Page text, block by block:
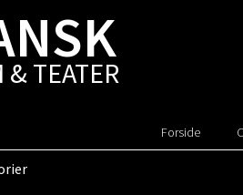
& TEATER
Forside